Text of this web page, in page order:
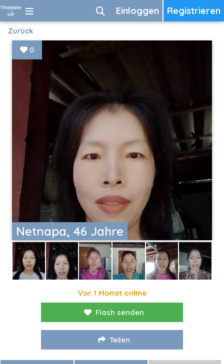
Registrieren
Einloggen
Zurück
Netnapa, 46 Jahre
0
Vor 1 Monat online
Flash senden
Teilen